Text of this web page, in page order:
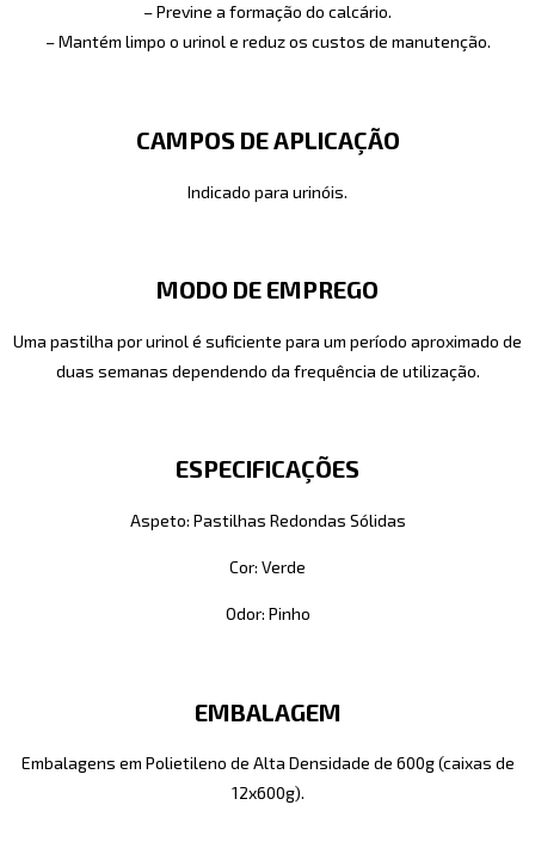
– Previne a formação do calcário.
– Mantém limpo o urinol e reduz os custos de manutenção.
CAMPOS DE APLICAÇÃO
Indicado para urinóis.
MODO DE EMPREGO
Uma pastilha por urinol é suficiente para um período aproximado de
duas semanas dependendo da frequência de utilização.
ESPECIFICAÇÕES
Aspeto: Pastilhas Redondas Sólidas
Cor: Verde
Odor: Pinho
EMBALAGEM
Embalagens em Polietileno de Alta Densidade de 600g (caixas de
12x600g).